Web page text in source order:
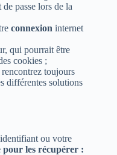
passe lors de la
connexion internet
qui pourrait être
cookies ;
toujours
différentes solutions
ou votre
les récupérer :